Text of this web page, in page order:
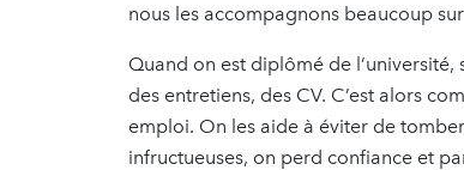
nous les accompagnons beaucoup
Quand on est diplômé de l’université,
des entretiens, des CV. C’est alors
emploi. On les aide à éviter de
infructueuses, on perd confiance et